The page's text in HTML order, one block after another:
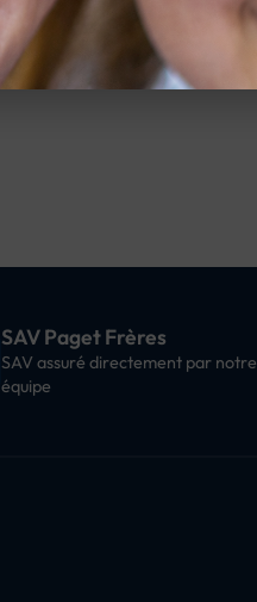
SAV Paget Frères
SAV assuré directement par notre
équipe